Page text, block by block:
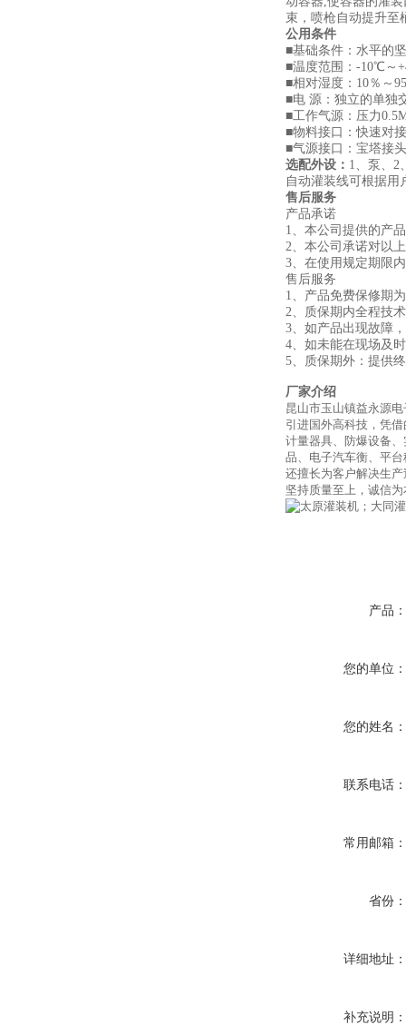
束，喷枪自动提升至
公用条件
■基础条件：水平的
■温度范围：-10℃～
■相对湿度：10％～
■电 源：独立的单独
■工作气源：压力
■物料接口：快速对
■气源接口：宝塔接
选配外设： 1、泵、2
自动灌装线可根据用
售后服务
产品承诺
1、本公司提供的产
2、本公司承诺对以
3、在使用规定期限
售后服务
1、产品免费保修期
2、质保期内全
3、如产品出现故障
4、如未能在现场及
5、质保期外：提供
厂家介绍
昆山市玉山镇益永源
引进国外高科技，凭
计量器具、防爆设备
品、电子汽车衡、平
还擅长为客户解决生
坚持质量至上，诚信
产品：
您的单位：
您的姓名：
联系电话：
常用邮箱：
省份：
详细地址：
补充说明：